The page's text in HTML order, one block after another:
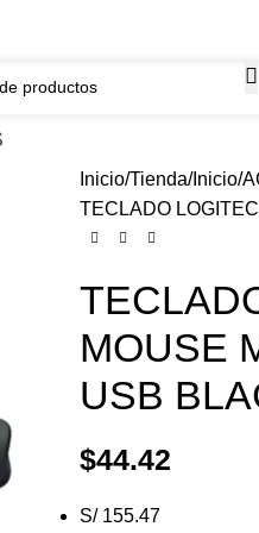
Inicio Tienda Inicio
TECLADO
MOUSE
USB
$44.42
S/ 155.47